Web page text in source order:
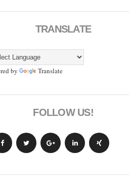
TRANSLATE
by Translate
FOLLOW US!